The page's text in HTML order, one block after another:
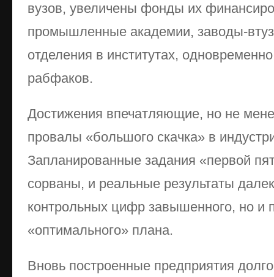
вузов, увеличены фонды их
промышленные академии, заводы-
отделения в институтах,
рабфаков.
Достижения впечатляющие, но не
провалы «большого скачка» в
Запланированные задания «первой
сорваны, и реальные результаты
контрольных цифр завышенного, но и
«оптимального» плана.
Вновь построенные предприятия